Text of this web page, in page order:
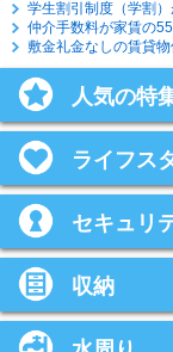
学生割引制度（学割
仲介手数料が家賃の
敷金礼金なしの賃貸物
人気の特
ライフス
セキュリ
収納